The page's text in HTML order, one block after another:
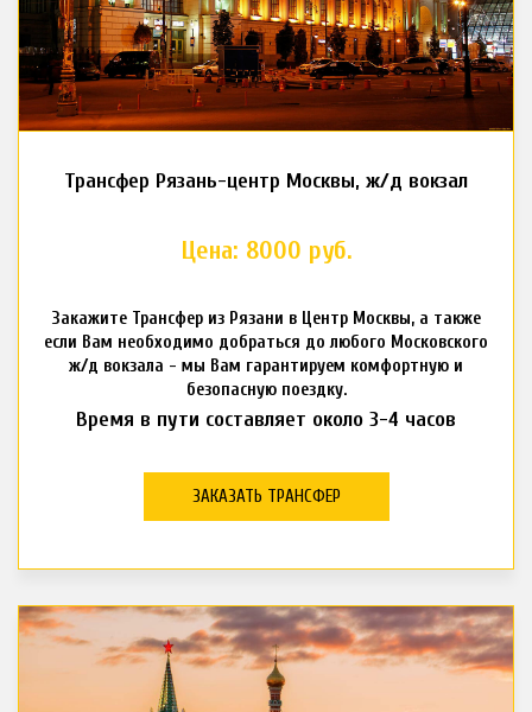
Трансфер Рязань-центр Москвы, ж/д вокзал
Цена: 8000 руб.
Закажите Трансфер из Рязани в Центр Москвы, а также
если Вам необходимо добраться до любого Московского
ж/д вокзала - мы Вам гарантируем комфортную и
безопасную поездку.
Время в пути составляет около 3-4 часов
ЗАКАЗАТЬ ТРАНСФЕР